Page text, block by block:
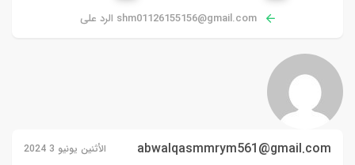
shm01126155156@gmail.com الرد على
abwalqasmmrym561@gmail.com الأثنين يونيو 3 2024